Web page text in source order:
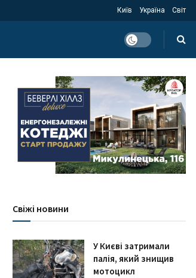
Київ Україна Світ
Свіжі новини
У Києві затримали
палія, який знищив
мотоцикл